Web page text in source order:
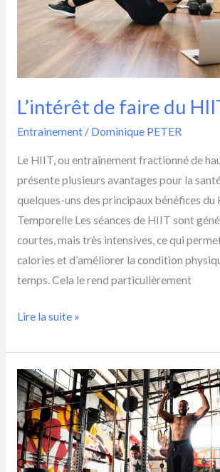
L’intérêt de faire du
Entrainement/ Dominique PETER
Le HIIT, ou entraînement fractionné de
présente plusieurs avantages pour la
quelques-uns des principaux bénéfices
Temporelle Les séances de HIIT sont
courtes, mais très intensives, ce qui
calories et d’améliorer la condition
temps. Cela le rend particulièrement
Lire la suite »
Cross
training
en
groupe